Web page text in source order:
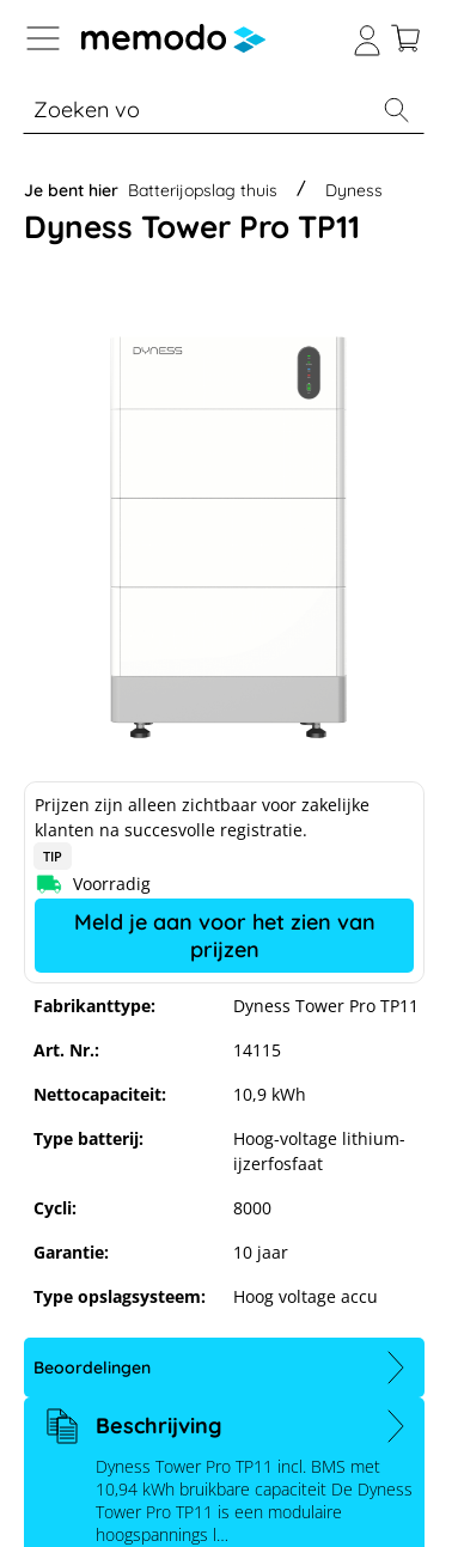
naar navigatie B2B-platform
% Sale Batterijopslag thuis
Je bent hier Batterijopslag thuis Dyness
Dyness Tower Pro TP11
Dyness Tower Pro TP11
Fabrikanttype:
Dyness Tower Pro TP11
Art. Nr.:
14115
Nettocapaciteit:
10,9 kWh
Type batterij:
Hoog-voltage lithium-
ijzerfosfaat
Cycli:
8000
Garantie:
10 jaar
Type opslagsysteem:
Hoog voltage accu
Prijzen zijn alleen zichtbaar voor zakelijke
klanten na succesvolle registratie.
TIP
Voorradig
Meld je aan voor het zien van
prijzen
Beoordelingen
Beschrijving
Dyness Tower Pro TP11 incl. BMS met
10,94 kWh bruikbare capaciteit De Dyness
Tower Pro TP11 is een modulaire
hoogspannings l…